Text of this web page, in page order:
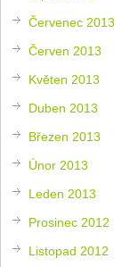
Červenec 2013
Červen 2013
Květen 2013
Duben 2013
Březen 2013
Únor 2013
Leden 2013
Prosinec 2012
Listopad 2012